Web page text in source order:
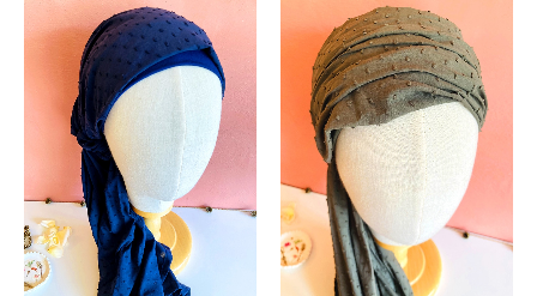
Foulard anti-glisse en voile
Foulard chimio anti-glisse